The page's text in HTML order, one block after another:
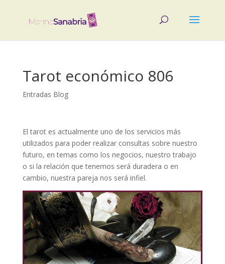
Tarot económico 806
Entradas Blog
El tarot es actualmente uno de los servicios más
utilizados para poder realizar consultas sobre nuestro
futuro, en temas como los negocios, nuestro trabajo
o si la relación que tenemos será duradera o en
cambio, nuestra pareja nos será infiel.